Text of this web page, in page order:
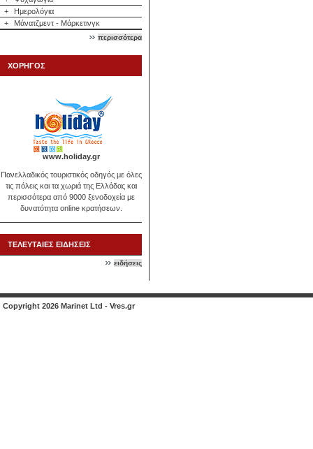
+
Ημερολόγια
+
Μάνατζμεντ - Μάρκετινγκ
περισσότερα
ΧΟΡΗΓΟΣ
www.holiday.gr
Πανελλαδικός τουριστικός οδηγός με όλες
τις πόλεις και τα χωριά της Ελλάδας και
περισσότερα από 9000 ξενοδοχεία με
δυνατότητα online κρατήσεων.
ΤΕΛΕΥΤΑΙΕΣ ΕΙΔΗΣΕΙΣ
ειδήσεις
Copyright 2026 Marinet Ltd - Vres.gr